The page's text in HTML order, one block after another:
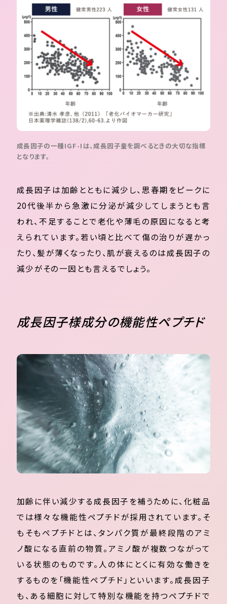
成長因子の一種IGF-Iは、成長因子量を調べるときの大切な指標
となります。
成長因子は加齢とともに減少し、思春期をピークに
20代後半から急激に分泌が減少してしまうとも言
われ、不足することで老化や薄毛の原因になると考
えられています。若い頃と比べて傷の治りが遅かっ
たり、髪が薄くなったり、肌が衰えるのは成長因子の
減少がその一因とも言えるでしょう。
成長因子様成分の機能性ペプチド
加齢に伴い減少する成長因子を補うために、化粧品
では様々な機能性ペプチドが採用されています。そ
もそもペプチドとは、タンパク質が最終段階のアミ
ノ酸になる直前の物質。アミノ酸が複数つながって
いる状態のものです。人の体にとくに有効な働きを
するものを「機能性ペプチド」といいます。成長因子
も、ある細胞に対して特別な機能を持つペプチドで